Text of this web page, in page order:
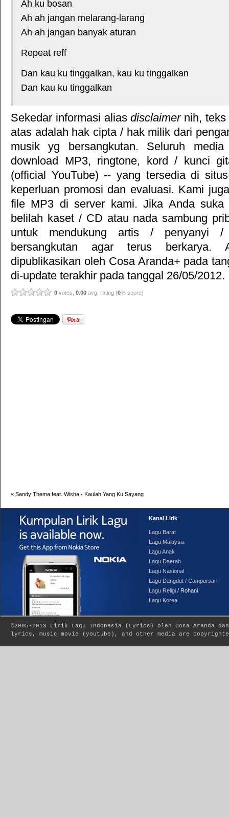
Ah ku bosan
Ah ah jangan melarang-larang
Ah ah jangan banyak aturan
Repeat reff
Dan kau ku tinggalkan, kau ku tinggalkan
Dan kau ku tinggalkan
Sekedar informasi aliasdisclaimernih, teks
atas adalah hak cipta / hak milik dari
musik yg bersangkutan. Seluruh
download MP3, ringtone, kord / kunci
(official YouTube) -- yang tersedia di
keperluan promosi dan evaluasi. Kami
file MP3 di server kami. Jika Anda
belilah kaset / CD atau nada sambung
untuk mendukung artis / penyanyi
bersangkutan agar terus berkarya.
dipublikasikan oleh Cosa Aranda+ pada
di-update terakhir pada tanggal 26/05/2012.
0 votes, 0.00 avg. rating (0% score)
« Sandy Thema feat. Wisha - Kaulah Yang Ku Sayang
Kanal Lirik
Lagu Barat
Lagu Malaysia
Lagu Anak
Lagu Daerah
Lagu Nasional
Lagu Dangdut / Campursari
Lagu Religi / Rohani
Lagu Korea
©2005-2013 Lirik Lagu Indonesia ( Lyrics ) oleh Cosa Aranda
lyrics, music movie (youtube), and other media are